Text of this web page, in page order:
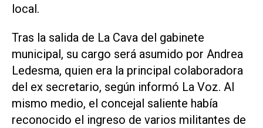
local.
Tras la salida de La Cava del gabinete
municipal, su cargo será asumido por Andrea
Ledesma, quien era la principal colaboradora
del ex secretario, según informó La Voz. Al
mismo medio, el concejal saliente había
reconocido el ingreso de varios militantes de